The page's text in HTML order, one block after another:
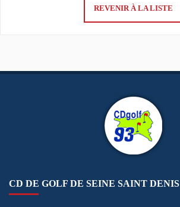
REVENIR À LA LISTE
CD DE GOLF DE SEINE SAINT DENIS